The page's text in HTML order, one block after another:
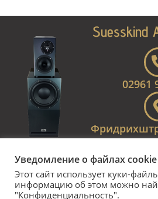
Suesskind
02961
Вывод
Уведомление о файлах cookie
Этот сайт использует куки-
информацию об этом можно
"Конфиденциальность".